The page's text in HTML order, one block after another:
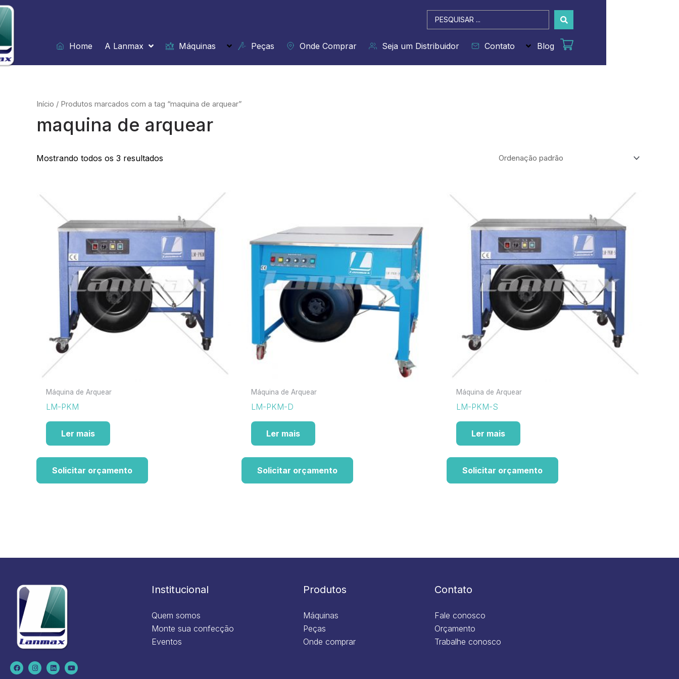
Ir
para
o
conteúdo
Pesquisar
...
Home
A Lanmax Máquinas Peças Onde Comprar Seja um Distribuidor Contato Blog
Início / Produtos marcados com a tag “maquina de arquear”
maquina de arquear
Mostrando todos os 3 resultados
Máquina de Arquear
LM-PKM
Ler mais
Solicitar orçamento
Máquina de Arquear
LM-PKM-D
Ler mais
Solicitar orçamento
Máquina de Arquear
LM-PKM-S
Ler mais
Solicitar orçamento
F
a
c
I
n
s
L
i
n
Y
o
u
Institucional
Quem somos
Monte sua confecção
Eventos
Produtos
Máquinas
Peças
Onde comprar
Contato
Fale conosco
Orçamento
Trabalhe conosco